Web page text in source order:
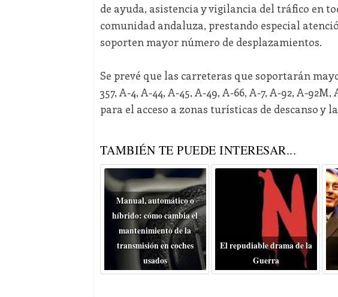
de ayuda, asistencia y vigilancia del tráfico en
comunidad andaluza, prestando especial
soporten mayor número de desplazamientos.
Se prevé que las carreteras que soportarán
357, A-4, A-44, A-45, A-49, A-66, A-7, A-92, A-
para el acceso a zonas turísticas de descanso y
TAMBIÉN TE PUEDE INTERESAR...
Manual, automático o
híbrido: cómo cambia el
mantenimiento de la
transmisión en coches
usados
El repudiable drama de la
Guerra